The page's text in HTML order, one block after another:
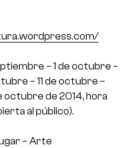
– 1 de octubre –
– 11 de octubre –
octubre de 2014, hora
al público).
– Arte